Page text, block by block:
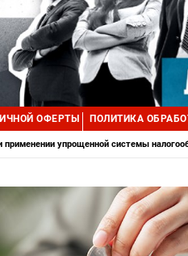
ОФЕРТЫ ПОЛИТИКА
применении упрощенной системы